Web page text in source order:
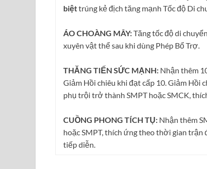
biệttrúng kẻ địch tăng mạnh Tốc độ Di
ÁO CHOÀNG MÂY:Tăng tốc độ di
xuyên vật thể sau khi dùng Phép Bổ Trợ.
THĂNG TIẾN SỨC MẠNH: Nhận thêm
Giảm Hồi chiêu khi đạt cấp 10. Giảm Hồi
phụ trội trở thành SMPT hoặc SMCK,
CUỒNG PHONG TÍCH TỤ: Nhận thêm
hoặc SMPT, thích ứng theo thời gian trận
tiếp diễn.